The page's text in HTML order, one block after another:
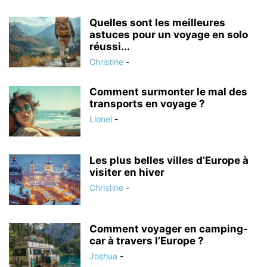
Quelles sont les meilleures
astuces pour un voyage en solo
réussi...
Christine -
Comment surmonter le mal des
transports en voyage ?
Lionel -
Les plus belles villes d’Europe à
visiter en hiver
Christine -
Comment voyager en camping-
car à travers l’Europe ?
Joshua -